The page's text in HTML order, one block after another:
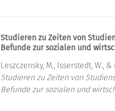
Studieren zu Zeiten von
Befunde zur sozialen und
Leszczensky, M., Isserstedt, W.,
Studieren zu Zeiten von
Befunde zur sozialen und